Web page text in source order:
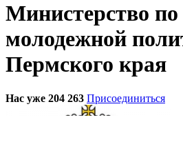
Министерство
молодежной
Пермского края
Нас уже 204 263 Присоединиться